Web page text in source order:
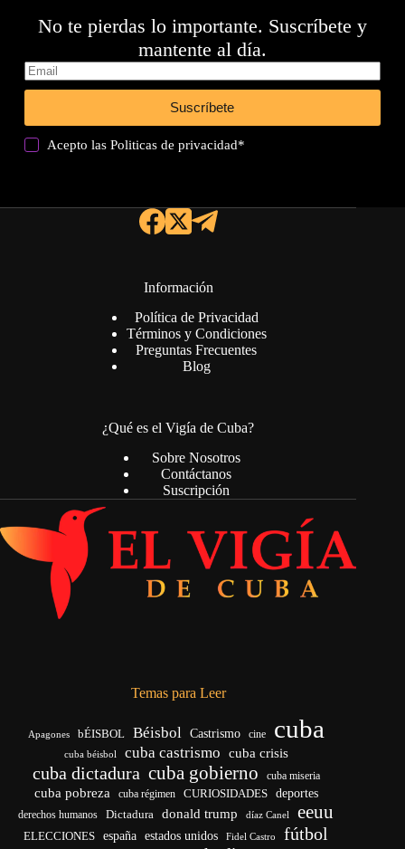
No te pierdas lo importante. Suscríbete y
mantente al día.
Suscríbete
Acepto lasPoliticas de privacidad*
Información
Política de Privacidad
Términos y Condiciones
Preguntas Frecuentes
Blog
¿Qué es el Vigía de Cuba?
Sobre Nosotros
Contáctanos
Suscripción
Temas para Leer
Apagones bÉISBOL Béisbol Castrismo cine cuba
cuba béisbol cuba castrismo cuba crisis
cuba dictadura cuba gobierno cuba miseria
cuba pobreza cuba régimen CURIOSIDADES deportes
derechos humanos Dictadura donald trump díaz Canel eeuu
ELECCIONES españa estados unidos Fidel Castro fútbol